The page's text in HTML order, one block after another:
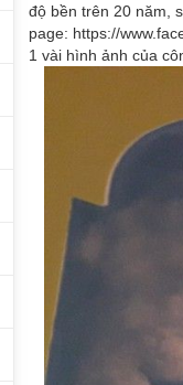
độ bền trên 20 năm,
page: https://
1 vài hình ảnh của